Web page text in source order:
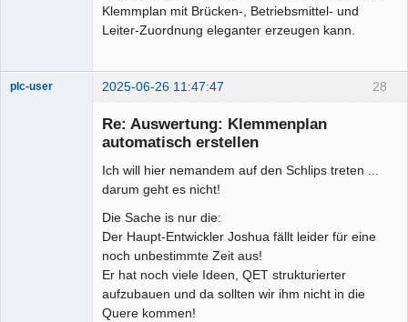
Klemmplan mit Brücken-, Betriebsmittel- und
Leiter-Zuordnung eleganter erzeugen kann.
28
plc-user 2025-06-26 11:47:47
Re: Auswertung: Klemmenplan
automatisch erstellen
Ich will hier nemandem auf den Schlips treten ...
darum geht es nicht!
Die Sache is nur die:
Der Haupt-Entwickler Joshua fällt leider für eine
noch unbestimmte Zeit aus!
Er hat noch viele Ideen, QET strukturierter
aufzubauen und da sollten wir ihm nicht in die
Quere kommen!